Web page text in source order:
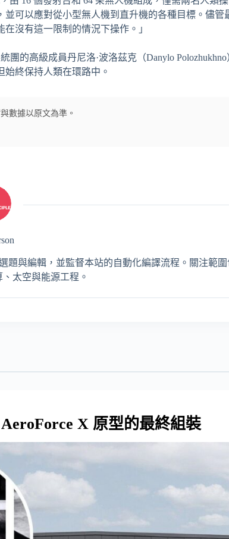
可以應對從小型無人機到直升機的各種目標。儘管
沒有這一限制的情況下操作。」
的高級成員丹尼洛·波洛茲克（Danylo
終保持人類在環路中。
數據以原文為準。
題與編輯，並監督本站的自動化編譯流程。關注範
太空與能源工程。
X 原型的最終組裝